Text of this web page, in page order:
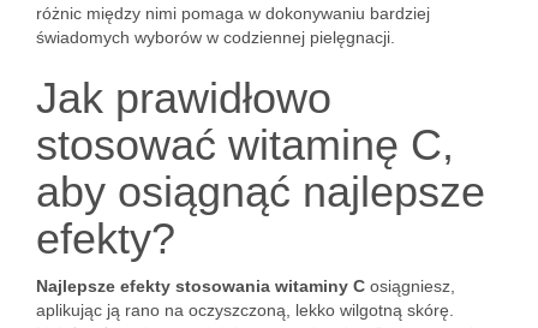
różnic między nimi pomaga w dokonywaniu bardziej
świadomych wyborów w codziennej pielęgnacji.
Jak prawidłowo
stosować witaminę C,
aby osiągnąć najlepsze
efekty?
Najlepsze efekty stosowania witaminy C osiągniesz,
aplikując ją rano na oczyszczoną, lekko wilgotną skórę.